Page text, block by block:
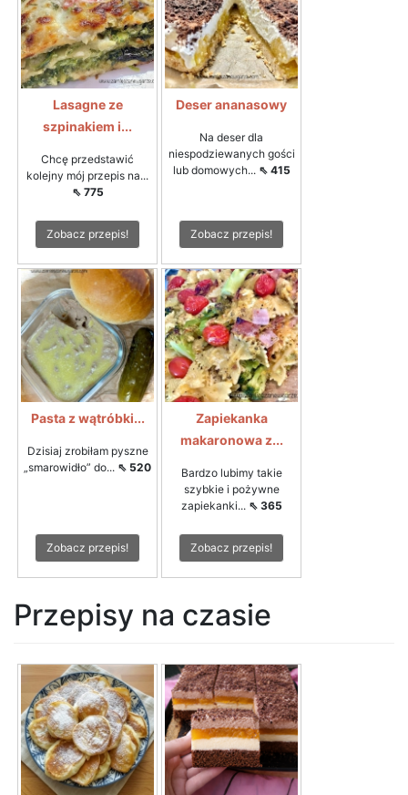
Lasagne ze
szpinakiem i...
Chcę przedstawić
kolejny mój przepis na...
⇖ 775
Zobacz przepis!
Deser ananasowy
Na deser dla
niespodziewanych gości
lub domowych... ⇖ 415
Zobacz przepis!
Pasta z wątróbki...
Dzisiaj zrobiłam pyszne
„smarowidło” do... ⇖ 520
Zobacz przepis!
Zapiekanka
makaronowa z...
Bardzo lubimy takie
szybkie i pożywne
zapiekanki... ⇖ 365
Zobacz przepis!
Przepisy na czasie